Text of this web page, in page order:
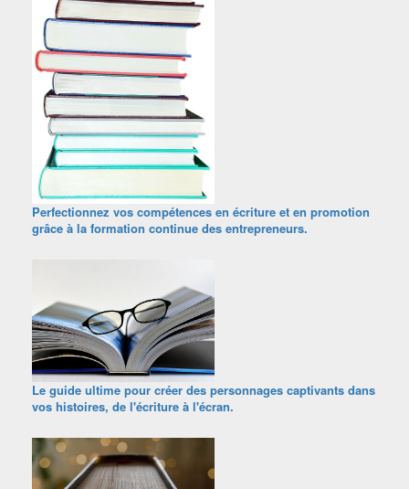
Perfectionnez vos compétences en écriture et en promotion
grâce à la formation continue des entrepreneurs.
Le guide ultime pour créer des personnages captivants dans
vos histoires, de l'écriture à l'écran.